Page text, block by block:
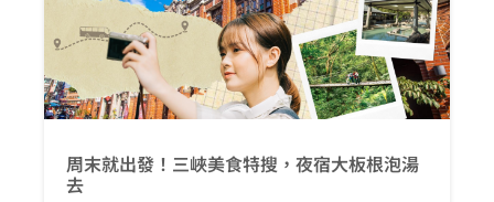
周末就出發！三峽美食特搜，夜宿大板根泡湯
去